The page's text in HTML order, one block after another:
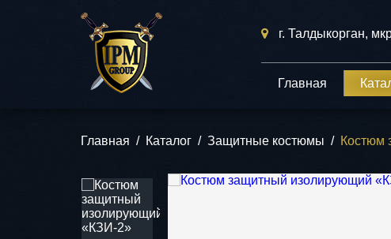
г. Талдыкорган,
Главная
Главная / Каталог / Защитные костюмы / Костюм